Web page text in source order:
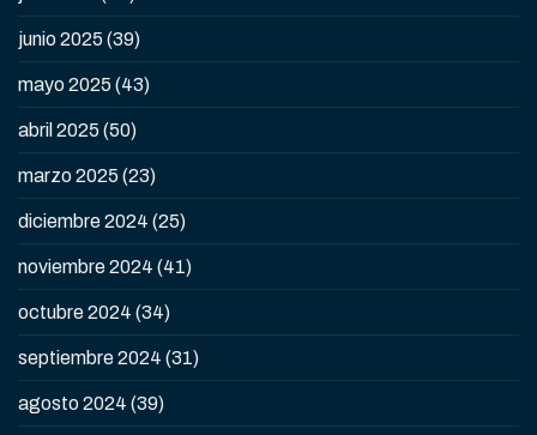
junio 2025 (39)
mayo 2025 (43)
abril 2025 (50)
marzo 2025 (23)
diciembre 2024 (25)
noviembre 2024 (41)
octubre 2024 (34)
septiembre 2024 (31)
agosto 2024 (39)